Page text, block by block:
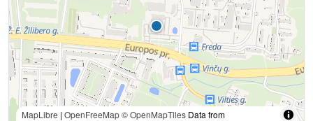
MapLibre | OpenFreeMap© OpenMapTiles Data from